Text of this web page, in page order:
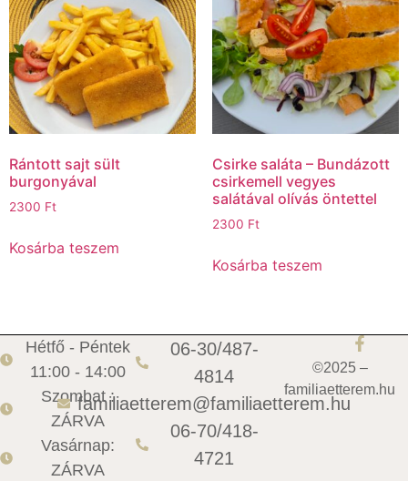
Rántott sajt sült
burgonyával
2300 Ft
Kosárba teszem
Csirke saláta – Bundázott
csirkemell vegyes
salátával olívás öntettel
2300 Ft
Kosárba teszem
Hétfő - Péntek
11:00 - 14:00
Szombat :
ZÁRVA
Vasárnap:
ZÁRVA
06-30/487-
4814
familiaetterem@familiaetterem.hu
06-70/418-
4721
©2025 –
familiaetterem.hu